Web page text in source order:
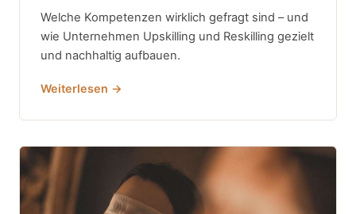
Welche Kompetenzen wirklich gefragt sind – und
wie Unternehmen Upskilling und Reskilling gezielt
und nachhaltig aufbauen.
Weiterlesen →